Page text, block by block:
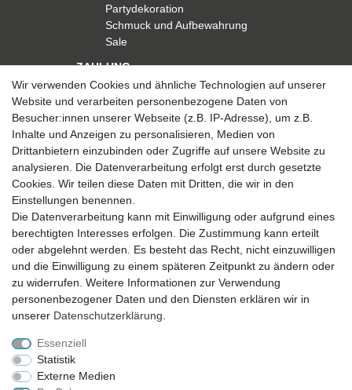
Partydekoration
Schmuck und Aufbewahrung
Sale
ZAHLUNG
VERSAND
SICHER EINKAUFEN
Sicher einkaufen mit
durchgehender SSL-Verschlüsselung
Wir verwenden Cookies und ähnliche Technologien auf unserer
Website und verarbeiten personenbezogene Daten von
Besucher:innen unserer Webseite (z.B. IP-Adresse), um z.B.
Inhalte und Anzeigen zu personalisieren, Medien von
Drittanbietern einzubinden oder Zugriffe auf unsere Website zu
analysieren. Die Datenverarbeitung erfolgt erst durch gesetzte
Cookies. Wir teilen diese Daten mit Dritten, die wir in den
Einstellungen benennen.
Die Datenverarbeitung kann mit Einwilligung oder aufgrund eines
berechtigten Interesses erfolgen. Die Zustimmung kann erteilt
oder abgelehnt werden. Es besteht das Recht, nicht einzuwilligen
und die Einwilligung zu einem späteren Zeitpunkt zu ändern oder
zu widerrufen. Weitere Informationen zur Verwendung
personenbezogener Daten und den Diensten erklären wir in
unserer Daten­schutz­erklärung
Essenziell
Statistik
Externe Medien